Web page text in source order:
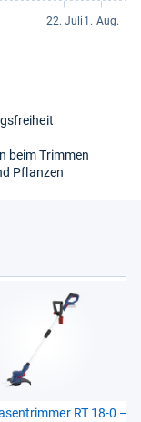
beim Trim­men
Pflan­zen
RT 18-​0 –